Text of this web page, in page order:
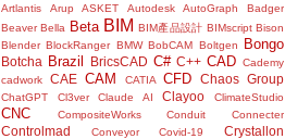
Artlantis Arup ASKET Autodesk AutoGraph
Badger
Beaver Bella Beta BIM BIM產品設計 BIMscript Bison
Blender BlockRanger BMW BobCAM Boltgen Bongo
Botcha Brazil BricsCAD C# C++ CAD Cademy
cadwork
CAE CAM CATIA CFD Chaos Group
ChatGPT Cl3ver Claude AI Clayoo ClimateStudio
CNC CompositeWorks Conduit Connecter
Controlmad Conveyor Covid-19 Crystallon